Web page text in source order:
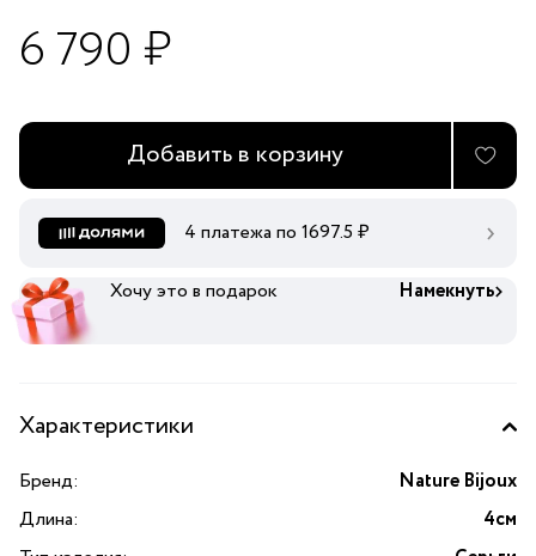
6 790 ₽
Добавить в корзину
4 платежа по 1697.5 ₽
Хочу это в подарок Намекнуть
Характеристики
Бренд:
Nature Bijoux
Длина:
4см